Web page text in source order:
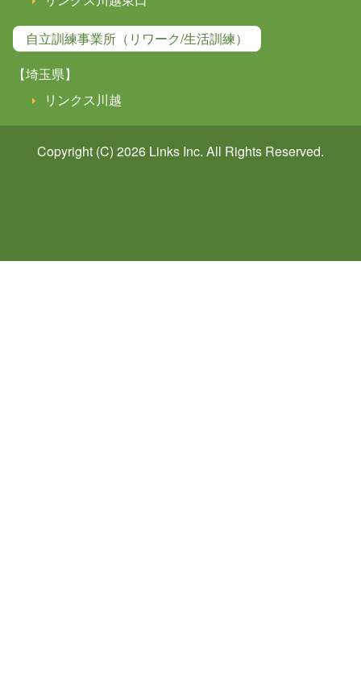
自立訓練事業所（リワーク/生活訓練）
【埼玉県】
リンクス川越
Copyright (C) 2026 Links Inc. All Rights Reserved.